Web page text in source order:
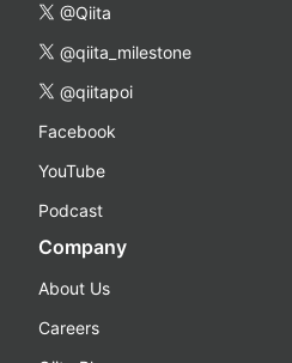
@Qiita
@qiita_milestone
@qiitapoi
Facebook
YouTube
Podcast
Company
About Us
Careers